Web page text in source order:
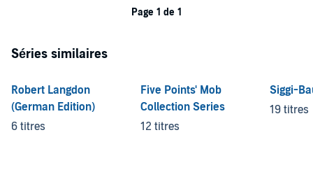
Page 1 de 1
Séries similaires
Robert Langdon
(German Edition)
6 titres
Five Points' Mob
Collection Series
12 titres
Siggi-
19 titres